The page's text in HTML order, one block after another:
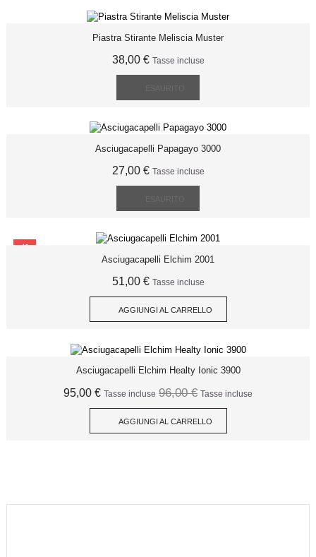
Piastra Stirante Meliscia Muster
38,00 € Tasse incluse
Asciugacapelli Papagayo 3000
27,00 € Tasse incluse
Asciugacapelli Elchim 2001
51,00 € Tasse incluse
AGGIUNGI AL CARRELLO
Asciugacapelli Elchim Healty Ionic 3900
95,00 € Tasse incluse 96,00 € Tasse incluse
AGGIUNGI AL CARRELLO